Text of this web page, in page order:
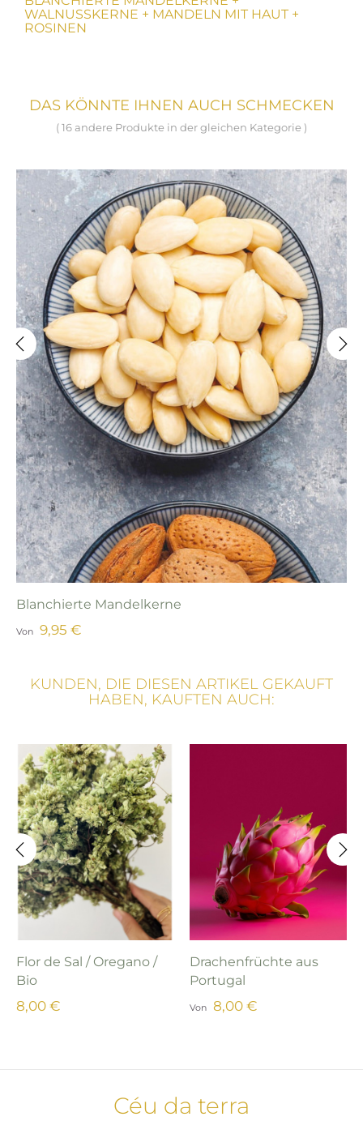
WALNUSSKERNE + MANDELN MIT HAUT +
ROSINEN
DAS KÖNNTE IHNEN AUCH SCHMECKEN
( 16 andere Produkte in der gleichen Kategorie )
Blanchierte Mandelkerne
Von 9,95 €
‹ ›
KUNDEN, DIE DIESEN ARTIKEL GEKAUFT
HABEN, KAUFTEN AUCH:
Flor de Sal / Oregano /
Bio
8,00 €
Drachenfrüchte aus
Portugal
Von 8,00 €
‹
Céu da terra